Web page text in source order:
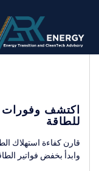
اكتشف وفورات
للطاقة
قارن كفاءة استهلاك
وابدأ بخفض فواتير